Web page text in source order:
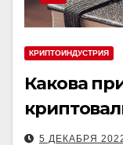
КРИПТОИНДУСТРИЯ
Какова
5 ДЕКАБРЯ